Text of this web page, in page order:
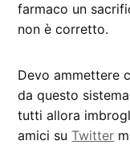
farmaco un
non è corretto.
Devo ammettere
da questo
tutti allora
amici su Twitter